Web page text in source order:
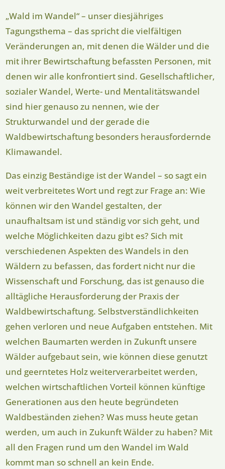
„Wald im Wandel“ – unser diesjähriges
Tagungsthema – das spricht die vielfältigen
Veränderungen an, mit denen die Wälder und die
mit ihrer Bewirtschaftung befassten Personen, mit
denen wir alle konfrontiert sind. Gesellschaftlicher,
sozialer Wandel, Werte- und Mentalitätswandel
sind hier genauso zu nennen, wie der
Strukturwandel und der gerade die
Waldbewirtschaftung besonders herausfordernde
Klimawandel.
Das einzig Beständige ist der Wandel – so sagt ein
weit verbreitetes Wort und regt zur Frage an: Wie
können wir den Wandel gestalten, der
unaufhaltsam ist und ständig vor sich geht, und
welche Möglichkeiten dazu gibt es? Sich mit
verschiedenen Aspekten des Wandels in den
Wäldern zu befassen, das fordert nicht nur die
Wissenschaft und Forschung, das ist genauso die
alltägliche Herausforderung der Praxis der
Waldbewirtschaftung. Selbstverständlichkeiten
gehen verloren und neue Aufgaben entstehen. Mit
welchen Baumarten werden in Zukunft unsere
Wälder aufgebaut sein, wie können diese genutzt
und geerntetes Holz weiterverarbeitet werden,
welchen wirtschaftlichen Vorteil können künftige
Generationen aus den heute begründeten
Waldbeständen ziehen? Was muss heute getan
werden, um auch in Zukunft Wälder zu haben? Mit
all den Fragen rund um den Wandel im Wald
kommt man so schnell an kein Ende.